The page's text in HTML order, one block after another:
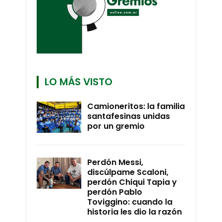
LO MÁS VISTO
Camioneritos: la familia
santafesinas unidas
por un gremio
Perdón Messi,
discúlpame Scaloni,
perdón Chiqui Tapia y
perdón Pablo
Toviggino: cuando la
historia les dio la razón